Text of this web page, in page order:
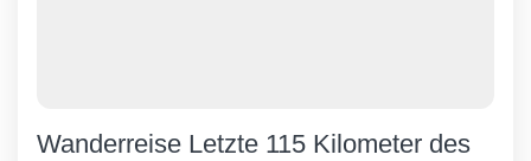
Wanderreise Letzte 115 Kilometer des